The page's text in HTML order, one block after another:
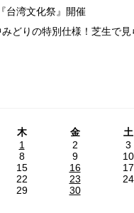
台湾文化祭』開催
どりの特別仕様！芝生で
木 金
土
1
2
3
8 9
10
15 16
17
22 23
24
29 30